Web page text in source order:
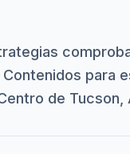
para
de Tucson,